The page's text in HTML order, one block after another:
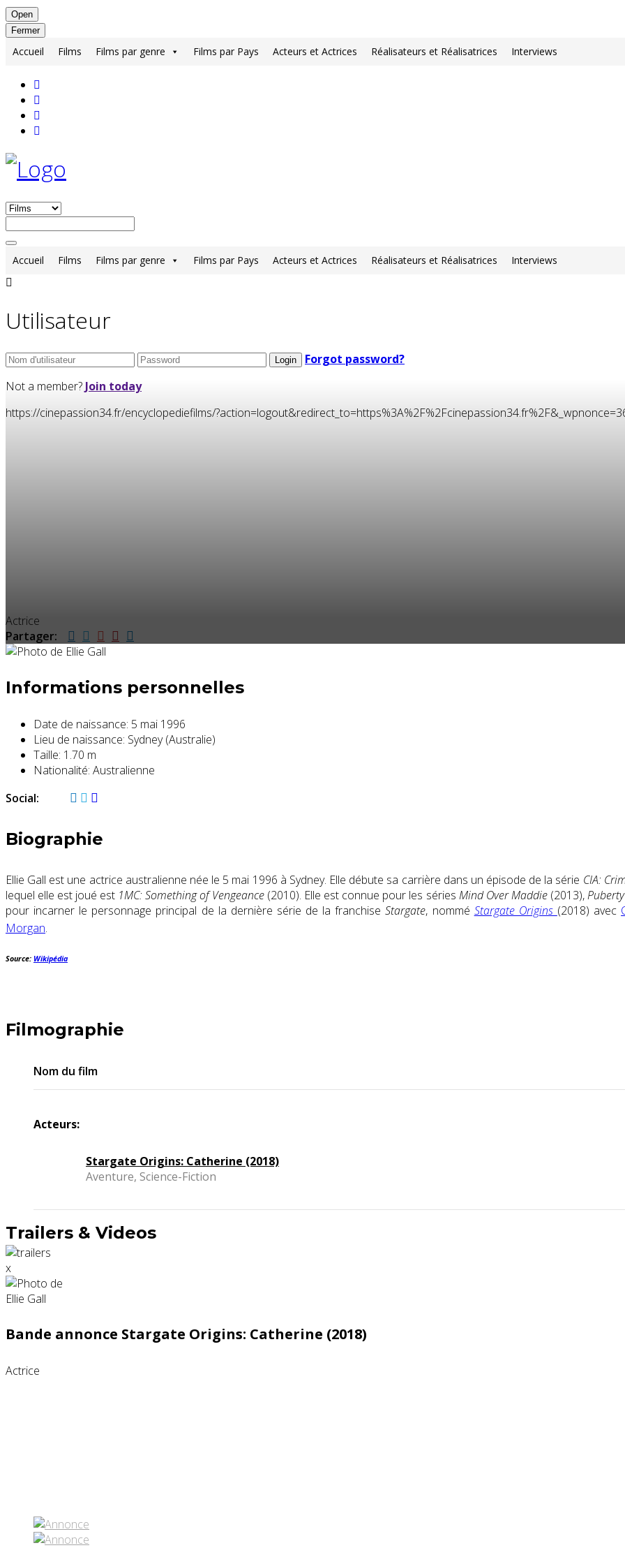
Open
Fermer
Accueil Films Films par genre Films par Pays Acteurs et Actrices Réalisateurs et Réalisatrices Interviews
Accueil Films Films par genre Films par Pays Acteurs et Actrices Réalisateurs et Réalisatrices Interviews
Utilisateur
Forgot password?
Not a member? Join today
https://cinepassion34.fr/encyclopediefilms/
Actrice
Partager:
Informations personnelles
Date de naissance: 5 mai 1996
Lieu de naissance: Sydney (Australie)
Taille: 1.70 m
Nationalité: Australienne
Social:
Biographie
Ellie Gall est une actrice australienne née le 5 mai 1996 à Sydney. Elle débute sa carrière dans un épisode de la série CIA:
lequel elle est joué est 1MC: Something of Vengeance (2010). Elle est connue pour les séries Mind Over Maddie(2013),
pour incarner le personnage principal de la dernière série de la franchiseStargate, nommé Stargate Origins (2018) avec
Morgan.
Source: Wikipédia
Filmographie
Nom du film
Acteurs:
Stargate Origins: Catherine (2018)
Aventure, Science-Fiction
Trailers & Videos
x
Bande annonce Stargate Origins: Catherine (2018)
Actrice